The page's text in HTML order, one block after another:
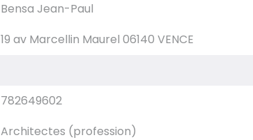
Bensa Jean-Paul
19 av Marcellin Maurel 06140 VENCE
782649602
Architectes (profession)